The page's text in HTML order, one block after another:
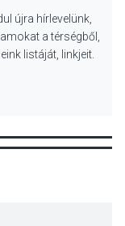
2026 AUG 06
újra hírlevelünk,
a térségből,
listáját, linkjeit.